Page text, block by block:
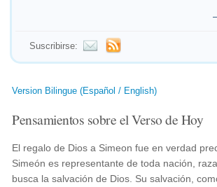
Suscribirse:
Version Bilingue (Español / English)
Pensamientos sobre el Verso de Hoy
El regalo de Dios a Simeon fue en verdad
Simeón es representante de toda nación,
busca la salvación de Dios. Su salvación,